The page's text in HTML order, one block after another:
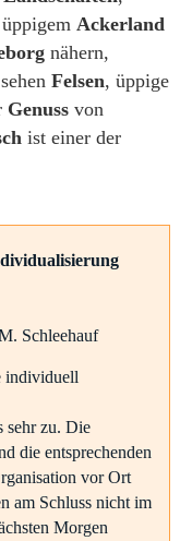
Ackerland
nähern,
Felsen, üppige
Genuss von
ist einer der
Schleehauf
individuell
sehr zu. Die
die entsprechenden
vor Ort
am Schluss nicht im
Morgen